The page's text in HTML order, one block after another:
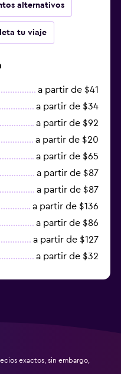
alternativos
tu viaje
a partir de $41
a partir de $34
a partir de $92
a partir de $20
a partir de $65
a partir de $87
a partir de $87
a partir de $136
a partir de $86
a partir de $127
a partir de $32
exactos, sin embargo,